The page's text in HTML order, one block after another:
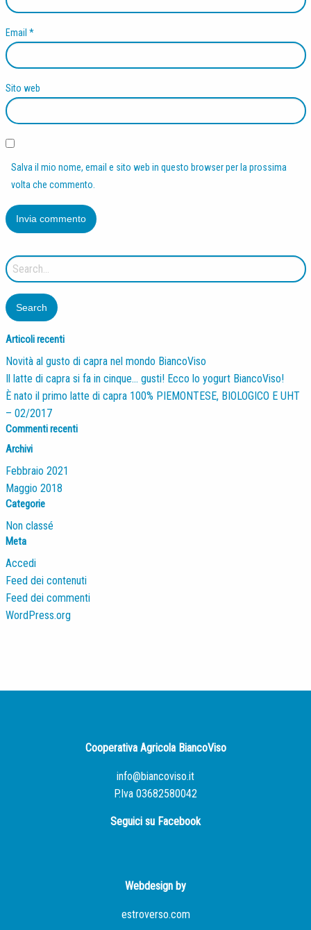
Email *
Sito web
Salva il mio nome, email e sito web in questo browser per la prossima
volta che commento.
Search
for:
Articoli recenti
Novità al gusto di capra nel mondo BiancoViso
Il latte di capra si fa in cinque… gusti! Ecco lo yogurt BiancoViso!
È nato il primo latte di capra 100% PIEMONTESE, BIOLOGICO E UHT
– 02/2017
Commenti recenti
Archivi
Febbraio 2021
Maggio 2018
Categorie
Non classé
Meta
Accedi
Feed dei contenuti
Feed dei commenti
WordPress.org
Cooperativa Agricola BiancoViso
info@biancoviso.it
P.Iva 03682580042
Seguici su Facebook
Webdesign by
estroverso.com